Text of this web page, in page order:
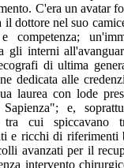
C'era un avatar
il dottore nel suo
competenza;
gli interni
di ultima
dedicata alle
laurea con lode
e,
tra cui spiccavano
e ricchi di
avanzati per il
intervento